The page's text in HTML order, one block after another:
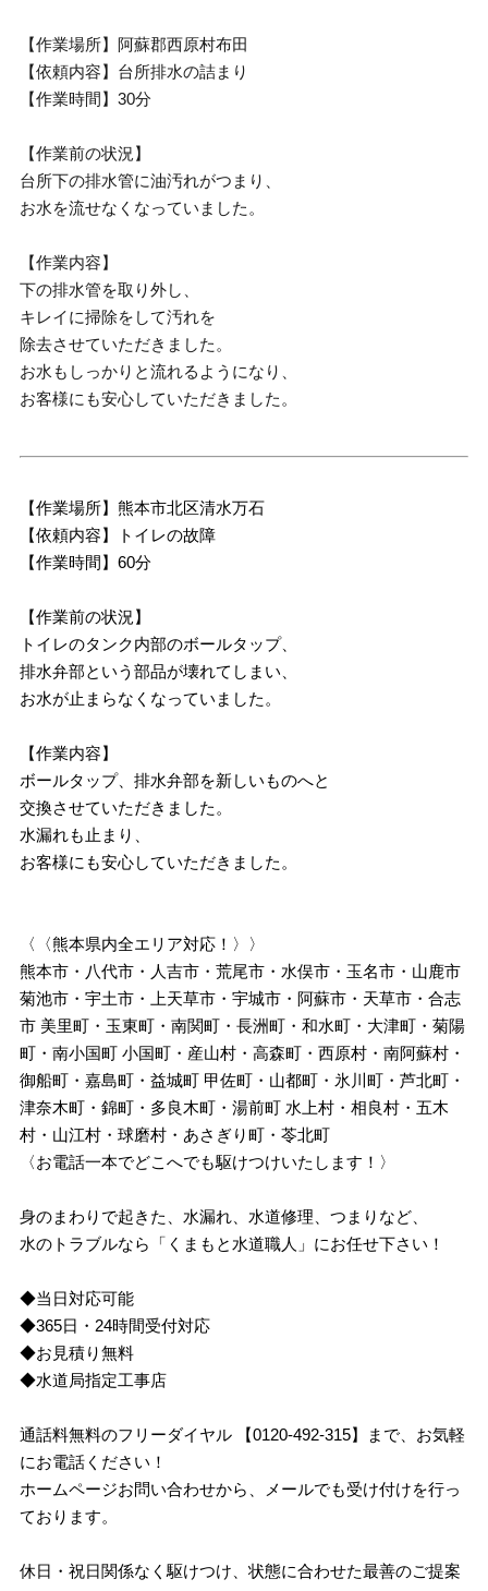
【作業場所】阿蘇郡西原村布田
【依頼内容】台所排水の詰まり
【作業時間】30分
【作業前の状況】
台所下の排水管に油汚れがつまり、
お水を流せなくなっていました。
【作業内容】
下の排水管を取り外し、
キレイに掃除をして汚れを
除去させていただきました。
お水もしっかりと流れるようになり、
お客様にも安心していただきました。
【作業場所】熊本市北区清水万石
【依頼内容】トイレの故障
【作業時間】60分
【作業前の状況】
トイレのタンク内部のボールタップ、
排水弁部という部品が壊れてしまい、
お水が止まらなくなっていました。
【作業内容】
ボールタップ、排水弁部を新しいものへと
交換させていただきました。
水漏れも止まり、
お客様にも安心していただきました。
〈〈熊本県内全エリア対応！〉〉
熊本市・八代市・人吉市・荒尾市・水俣市・玉名市・山鹿市
菊池市・宇土市・上天草市・宇城市・阿蘇市・天草市・合志
市 美里町・玉東町・南関町・長洲町・和水町・大津町・菊陽
町・南小国町 小国町・産山村・高森町・西原村・南阿蘇村・
御船町・嘉島町・益城町 甲佐町・山都町・氷川町・芦北町・
津奈木町・錦町・多良木町・湯前町 水上村・相良村・五木
村・山江村・球磨村・あさぎり町・苓北町
〈お電話一本でどこへでも駆けつけいたします！〉
身のまわりで起きた、水漏れ、水道修理、つまりなど、
水のトラブルなら「くまもと水道職人」にお任せ下さい！
◆当日対応可能
◆365日・24時間受付対応
◆お見積り無料
◆水道局指定工事店
通話料無料のフリーダイヤル 【0120-492-315】まで、お気軽
にお電話ください！
ホームページお問い合わせから、メールでも受け付けを行っ
ております。
休日・祝日関係なく駆けつけ、状態に合わせた最善のご提案